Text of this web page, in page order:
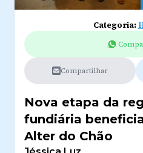
Categoria:
Compartilhar
Nova etapa da
fundiária
Alter do Chão